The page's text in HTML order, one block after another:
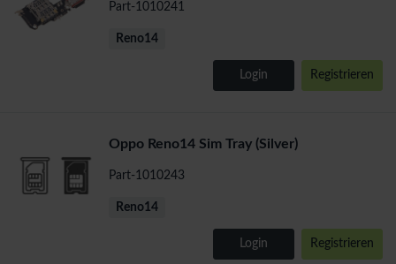
Part-1010241
Reno14
Login Registrieren
Oppo Reno14 Sim Tray (Silver)
Part-1010243
Reno14
Login Registrieren